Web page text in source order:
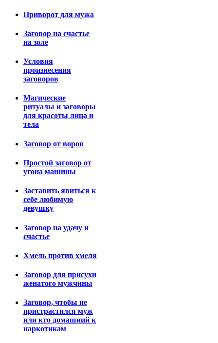
Приворот для мужа
Заговор на счастье
на золе
Условия
произнесения
заговоров
Магические
ритуалы и заговоры
для красоты лица и
тела
Заговор от воров
Простой заговор от
угона машины
Заставить явиться к
себе любимую
девушку
Заговор на удачу и
счастье
Хмель против хмеля
Заговор для присухи
женатого мужчины
Заговор, чтобы не
пристрастился муж
или кто домашний к
наркотикам